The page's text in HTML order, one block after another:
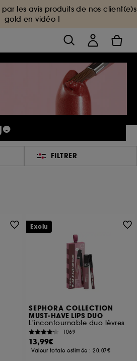
par les avis produits de nos client(e)s
gold en vidéo !
FILTRER
SEPHORA COLLECTION
MUST-HAVE LIPS DUO
L'incontournable duo lèvres
1069
13,99€
Valeur totale estimée :20,07€
Exclu